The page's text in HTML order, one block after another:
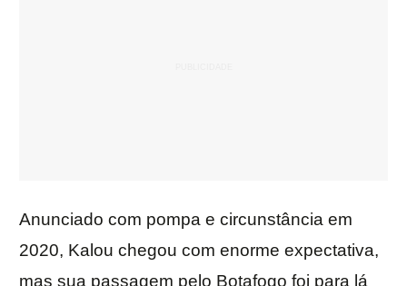
Anunciado com pompa e circunstância em
2020, Kalou chegou com enorme expectativa,
mas sua passagem pelo Botafogo foi para lá